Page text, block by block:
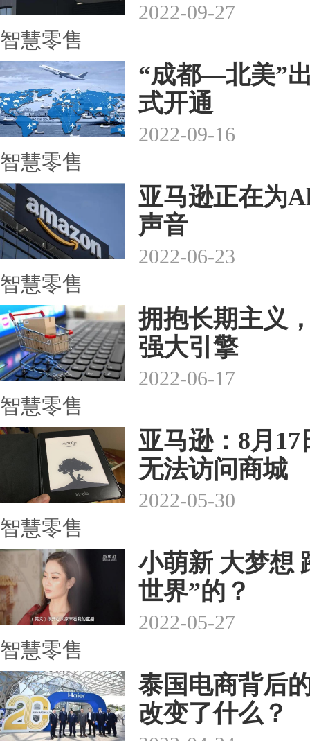
2022-09-27
智慧零售
“成都—北美”
式开通
2022-09-16
智慧零售
亚马逊正在为
声音
2022-06-23
智慧零售
拥抱长期主义
强大引擎
2022-06-17
智慧零售
亚马逊：8月
无法访问商城
2022-05-30
智慧零售
小萌新 大梦想
世界”的？
2022-05-27
智慧零售
泰国电商背后
改变了什么？